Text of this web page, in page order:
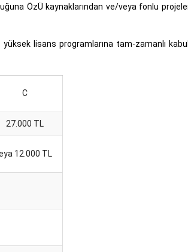
ÖzÜ kaynaklarından ve/veya fonlu
lisans programlarına tam-zamanlı
C
27.000 TL
12.000 TL